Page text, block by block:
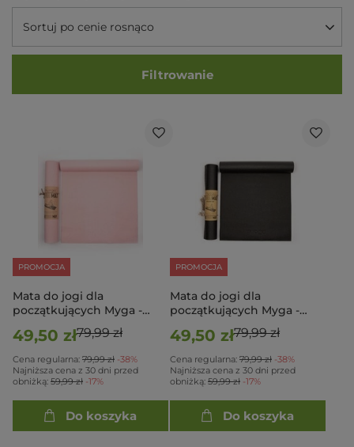
Sortuj po cenie rosnąco
Filtrowanie
PROMOCJA
Mata do jogi dla
początkujących Myga -
49,50 zł79,99 zł
Cena regularna: 79,99 zł -38%
Najniższa cena z 30 dni przed
obniżką: 59,99 zł -17%
Do koszyka
PROMOCJA
Mata do jogi dla
początkujących Myga -
49,50 zł79,99 zł
Cena regularna: 79,99 zł -38%
Najniższa cena z 30 dni przed
obniżką: 59,99 zł -17%
Do koszyka